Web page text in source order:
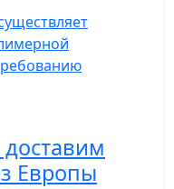
Европы